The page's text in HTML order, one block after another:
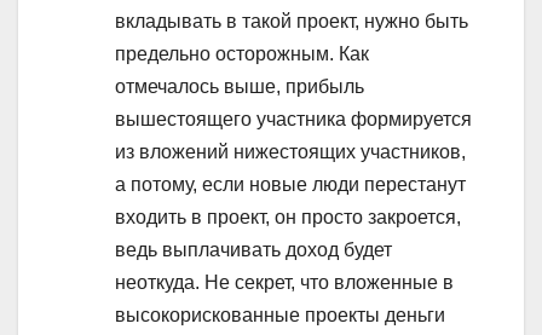
вкладывать в такой проект, нужно быть
предельно осторожным. Как
отмечалось выше, прибыль
вышестоящего участника формируется
из вложений нижестоящих участников,
а потому, если новые люди перестанут
входить в проект, он просто закроется,
ведь выплачивать доход будет
неоткуда. Не секрет, что вложенные в
высокорискованные проекты деньги